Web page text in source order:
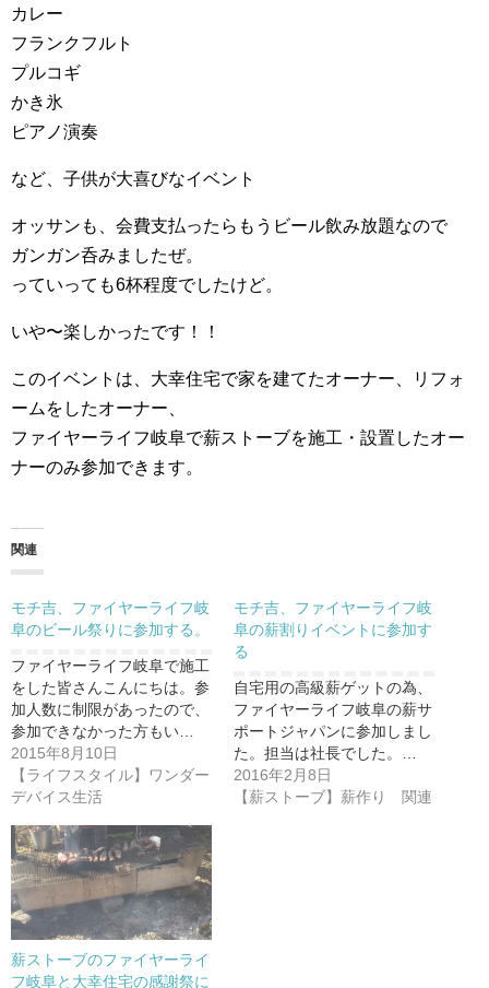
カレー
フランクフルト
プルコギ
かき氷
ピアノ演奏
など、子供が大喜びなイベント
オッサンも、会費支払ったらもうビール飲み放題なので
ガンガン呑みましたぜ。
っていっても6杯程度でしたけど。
いや〜楽しかったです！！
このイベントは、大幸住宅で家を建てたオーナー、リフォ
ームをしたオーナー、
ファイヤーライフ岐阜で薪ストーブを施工・設置したオー
ナーのみ参加できます。
関連
モチ吉、ファイヤーライフ岐
阜のビール祭りに参加する。
ファイヤーライフ岐阜で施工
をした皆さんこんにちは。参
加人数に制限があったので、
参加できなかった方もい…
2015年8月10日
【ライフスタイル】ワンダー
デバイス生活
モチ吉、ファイヤーライフ岐
阜の薪割りイベントに参加す
る
自宅用の高級薪ゲットの為、
ファイヤーライフ岐阜の薪サ
ポートジャパンに参加しまし
た。担当は社長でした。…
2016年2月8日
【薪ストーブ】薪作り 関連
薪ストーブのファイヤーライ
フ岐阜と大幸住宅の感謝祭に